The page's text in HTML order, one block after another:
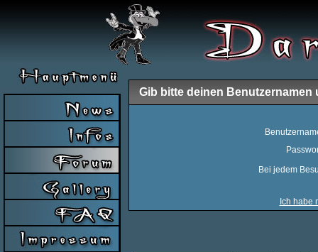
Gib bitte deinen
Bei jedem
Ich habe